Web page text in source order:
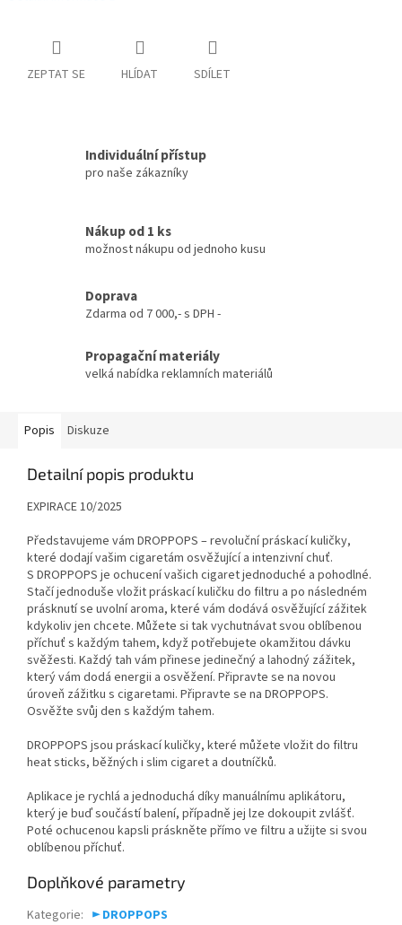
ZEPTAT SE HLÍDAT SDÍLET
Individuální přístup
pro naše zákazníky
Nákup od 1 ks
možnost nákupu od jednoho kusu
Doprava
Zdarma od 7 000,- s DPH -
Propagační materiály
velká nabídka reklamních materiálů
Popis Diskuze
Detailní popis produktu
EXPIRACE 10/2025
Představujeme vám DROPPOPS – revoluční práskací kuličky,
které dodají vašim cigaretám osvěžující a intenzivní chuť.
S DROPPOPS je ochucení vašich cigaret jednoduché a pohodlné.
Stačí jednoduše vložit práskací kuličku do filtru a po následném
prásknutí se uvolní aroma, které vám dodává osvěžující zážitek
kdykoliv jen chcete. Můžete si tak vychutnávat svou oblíbenou
příchuť s každým tahem, když potřebujete okamžitou dávku
svěžesti. Každý tah vám přinese jedinečný a lahodný zážitek,
který vám dodá energii a osvěžení. Připravte se na novou
úroveň zážitku s cigaretami. Připravte se na DROPPOPS.
Osvěžte svůj den s každým tahem.
DROPPOPS jsou práskací kuličky, které můžete vložit do filtru
heat sticks, běžných i slim cigaret a doutníčků.
Aplikace je rychlá a jednoduchá díky manuálnímu aplikátoru,
který je buď součástí balení, případně jej lze dokoupit zvlášť.
Poté ochucenou kapsli práskněte přímo ve filtru a užijte si svou
oblíbenou příchuť.
Doplňkové parametry
Kategorie: ► DROPPOPS